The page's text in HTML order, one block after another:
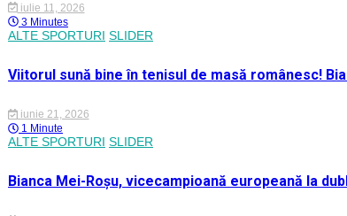
iulie 11, 2026
3 Minutes
ALTE SPORTURI SLIDER
Viitorul sună bine în tenisul de masă românesc!
iunie 21, 2026
1 Minute
ALTE SPORTURI SLIDER
Bianca Mei-Roșu, vicecampioană europeană la